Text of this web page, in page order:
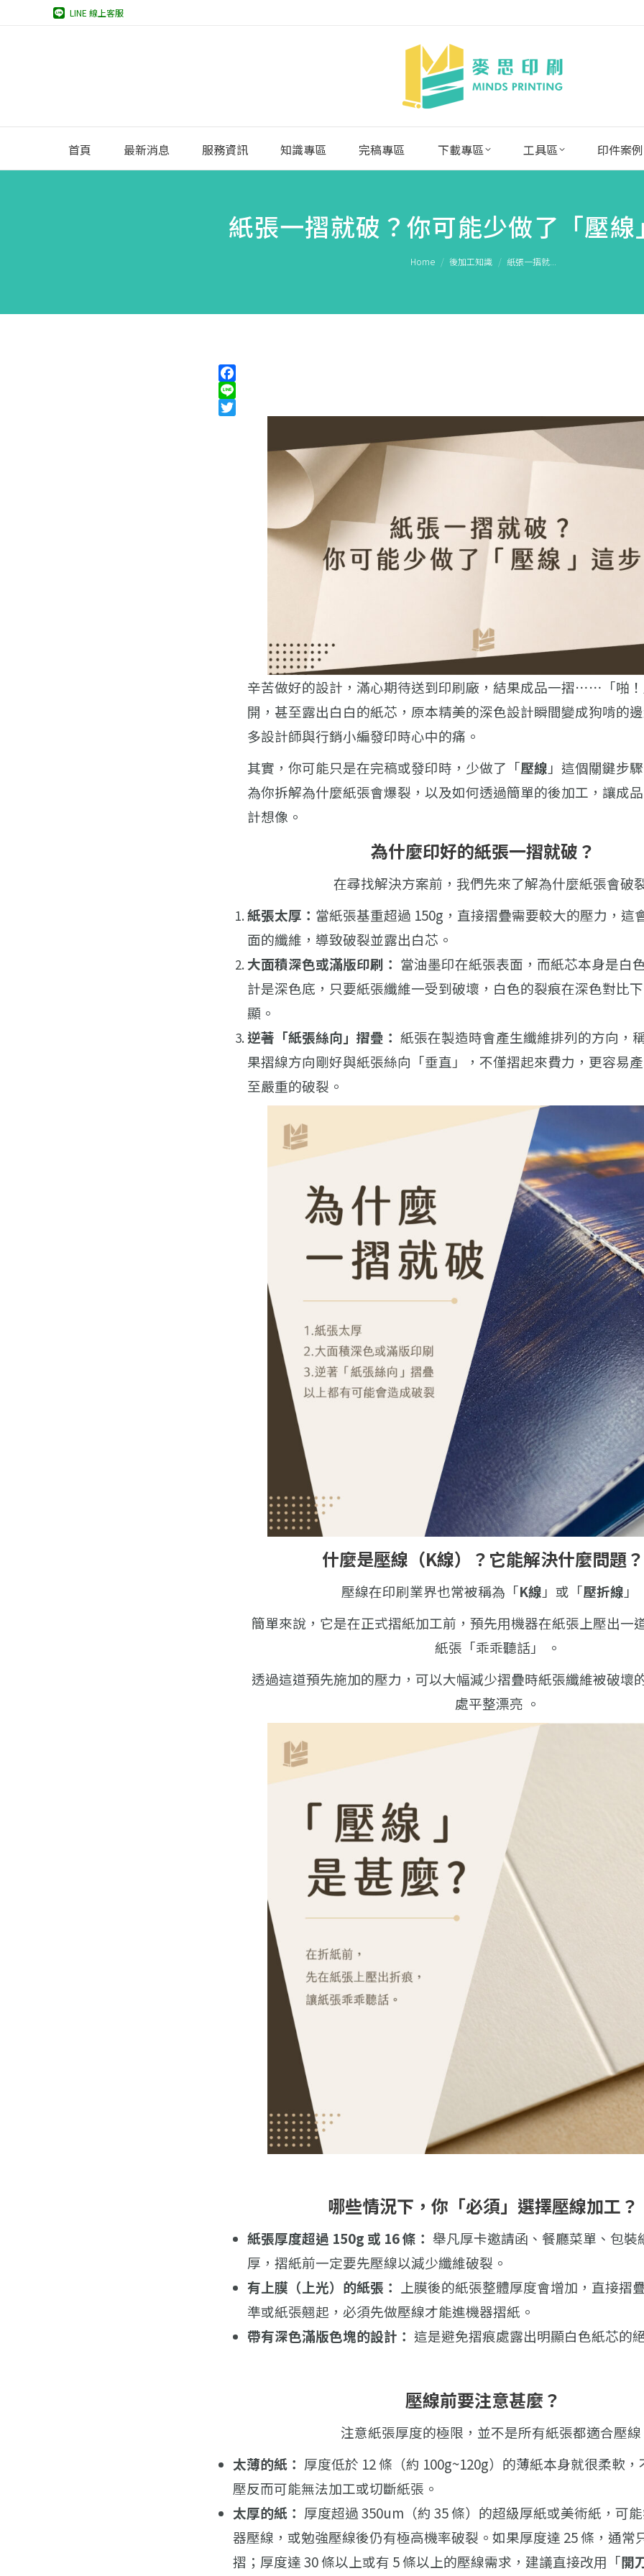
LINE 線上客服
首頁 最新消息 服務資訊 知識專區 完稿專區 下載專區 工具區 印件案例
紙張一摺就破？你可能少做了「壓
Home 後加工知識 紙張一摺就...
Facebook
Line
辛苦做好的設計，滿心期待送到印刷廠，結果成品一摺⋯⋯「啪
開，甚至露出白白的紙芯，原本精美的深色設計瞬間變成狗啃的
多設計師與行銷小編發印時心中的痛。
其實，你可能只是在完稿或發印時，少做了「壓線 」這個關鍵步
為你拆解為什麼紙張會爆裂，以及如何透過簡單的後加工，讓成
計想像。
為什麼印好的紙張一摺就破？
在尋找解決方案前，我們先來了解為什麼紙張會破
紙張太厚： 當紙張基重超過 150g，直接摺疊需要較大的壓力，這
面的纖維，導致破裂並露出白芯。
大面積深色或滿版印刷： 當油墨印在紙張表面，而紙芯本身是白
計是深色底，只要紙張纖維一受到破壞，白色的裂痕在深色對比
顯。
逆著「紙張絲向」摺疊： 紙張在製造時會產生纖維排列的方向，
果摺線方向剛好與紙張絲向「垂直」，不僅摺起來費力，更容易
至嚴重的破裂。
什麼是壓線（K線）？它能解決什麼問題？
壓線在印刷業界也常被稱為「K線 」或「壓折線 」
簡單來說，它是在正式摺紙加工前，預先用機器在紙張上壓出一
紙張「乖乖聽話」 。
透過這道預先施加的壓力，可以大幅減少摺疊時紙張纖維被破壞
處平整漂亮 。
哪些情況下，你「必須」選擇壓線加工？
紙張厚度超過 150g 或 16 條： 舉凡厚卡邀請函、餐廳菜單、包裝
厚，摺紙前一定要先壓線以減少纖維破裂。
有上膜（上光）的紙張：
上膜後的紙張整體厚度會增加，直接摺
準或紙張翹起，必須先做壓線才能進機器摺紙。
帶有深色滿版色塊的設計： 這是避免摺痕處露出明顯白色紙芯的
壓線前要注意甚麼？
注意紙張厚度的極限，並不是所有紙張都適合壓
太薄的紙： 厚度低於 12 條（約 100g~120g）的薄紙本身就很柔軟
壓反而可能無法加工或切斷紙張。
太厚的紙： 厚度超過 350um（約 35 條）的超級厚紙或美術紙，可
器壓線，或勉強壓線後仍有極高機率破裂。如果厚度達 25 條，通常
摺；厚度達 30 條以上或有 5 條以上的壓線需求，建議直接改用「開